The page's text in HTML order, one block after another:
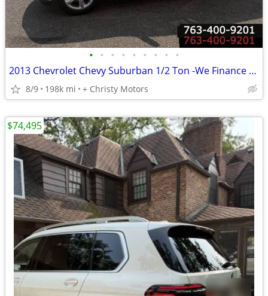
• • • • • • • • •
2013 Chevrolet Chevy Suburban 1/2 Ton -We Finance Everyone!
8/9 198k mi + Christy Motors
$74,495